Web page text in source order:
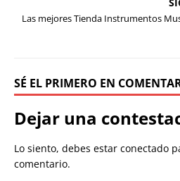
Las mejores Tienda Instrumentos
SÉ EL PRIMERO EN
Dejar una
Lo siento, debes estar conectado
comentario.